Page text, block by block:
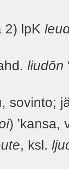
lpK
liudōn
sovinto;
) ’kansa,
, ksl.